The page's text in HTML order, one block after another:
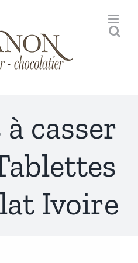
casser
Ivoire